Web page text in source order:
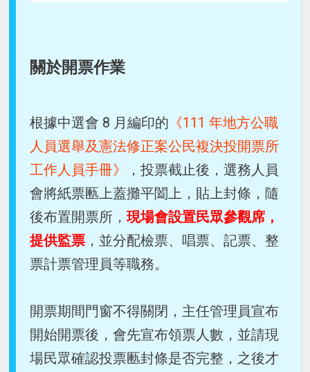
關於開票作業
根據中選會 8 月編印的 《111 年地方公職
人員選舉及憲法修正案公民複決投開票所
工作人員手冊》
，投票截止後，選務人員
會將紙票匭上蓋攤平闔上，貼上封條，隨
後布置開票所，現場會設置民眾參觀席，
提供監票 ，並分配檢票、唱票、記票、整
票計票管理員等職務。
開票期間門窗不得關閉，主任管理員宣布
開始開票後，會先宣布領票人數，並請現
場民眾確認投票匭封條是否完整，之後才